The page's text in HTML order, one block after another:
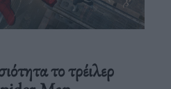
το τρέιλερ